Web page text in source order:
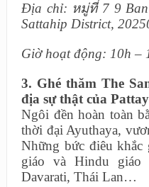
Địa chỉ: หมู่ที่ 7 9 Ban
Sattahip District,
Giờ hoạt động: 10h –
3. Ghé thăm The
địa sự thật của
Ngôi đền hoàn toàn
thời đại Ayuthaya,
Những bức điêu khắc
giáo và Hindu giáo
Davarati, Thái Lan…